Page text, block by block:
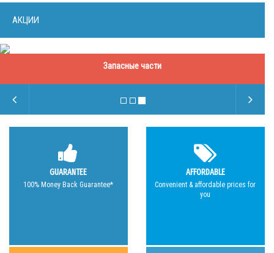
АКЦИИ
Запасные части
GUARANTEE
100% Money Back Guarantee*
AFFORDABLE
Convenient & affordable prices for
you